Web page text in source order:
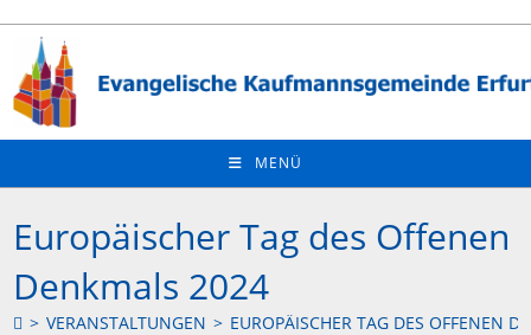
Inhalt
springen
MENÜ
Europäischer Tag des Offenen
Denkmals 2024
> VERANSTALTUNGEN > EUROPÄISCHER TAG DES OFFENEN